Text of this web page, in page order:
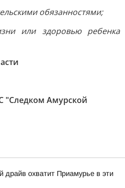
обязанностями;
или здоровью ребенка
"Следком Амурской
драйв охватит Приамурье в эти